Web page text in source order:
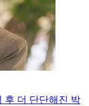
후 더 단단해진 박